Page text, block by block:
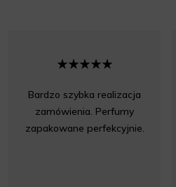
Bardzo szybka realizacja
zamówienia. Perfumy
zapakowane perfekcyjnie.